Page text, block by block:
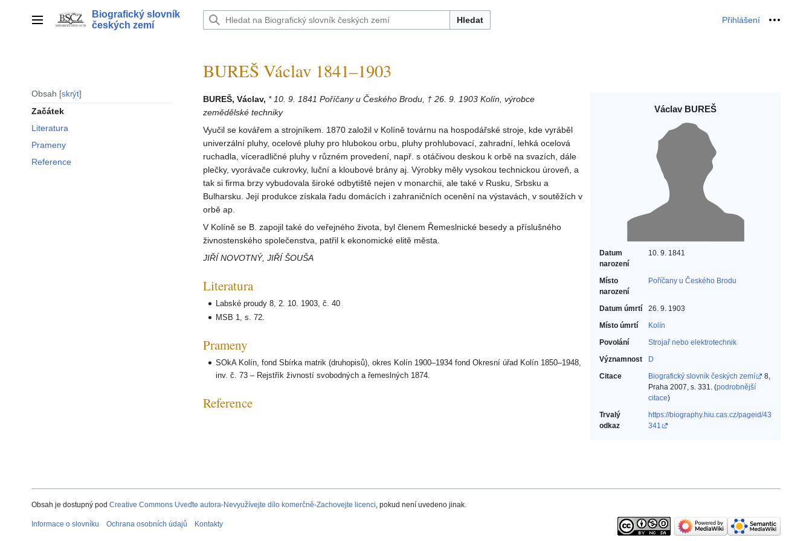
Hlavní menu
Biografický slovník
českých zemí
Hledat Přihlášení Osobní
Obsah skrýt
Začátek
Literatura
Prameny
Reference
BUREŠ Václav 1841–1903
Václav BUREŠ
Datum
narození
10. 9. 1841
Místo
narození
Poříčany u Českého Brodu
Datum úmrtí
26. 9. 1903
Místo úmrtí
Kolín
Povolání
Strojař nebo elektrotechnik‎
Významnost
D
Citace
Biografický slovník českých zemí
8,
Praha 2007, s. 331. (podrobnější
citace)
Trvalý
odkaz
https://biography.hiu.cas.cz/pageid/43
341
BUREŠ, Václav, * 10. 9. 1841 Poříčany u Českého Brodu, † 26. 9. 1903 Kolín, výrobce
zemědělské techniky
Vyučil se kovářem a strojníkem. 1870 založil v Kolíně továrnu na hospodářské stroje, kde vyráběl
univerzální pluhy, ocelové pluhy pro hlubokou orbu, pluhy prohlubovací, zahradní, lehká ocelová
ruchadla, víceradličné pluhy v různém provedení, např. s otáčivou deskou k orbě na svazích, dále
plečky, vyorávače cukrovky, luční a kloubové brány aj. Výrobky měly vysokou technickou úroveň, a
tak si firma brzy vybudovala široké odbytiště nejen v monarchii, ale také v Rusku, Srbsku a
Bulharsku. Její produkce získala řadu domácích i zahraničních ocenění na výstavách, v soutěžích v
orbě ap.
V Kolíně se B. zapojil také do veřejného života, byl členem Řemeslnické besedy a příslušného
živnostenského společenstva, patřil k ekonomické elitě města.
JIŘÍ NOVOTNÝ, JIŘÍ ŠOUŠA
Literatura
Labské proudy 8, 2. 10. 1903, č. 40
MSB 1, s. 72.
Prameny
SOkA Kolín, fond Sbírka matrik (druhopisů), okres Kolín 1900–1934 fond Okresní úřad Kolín 1850–1948,
inv. č. 73 – Rejstřík živností svobodných a řemeslných 1874.
Reference
Obsah je dostupný pod Creative Commons Uveďte autora-Nevyužívejte dílo komerčně-Zachovejte licenci, pokud není uvedeno jinak.
Informace o slovníku Ochrana osobních údajů Kontakty